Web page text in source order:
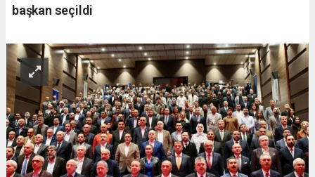
başkan seçildi